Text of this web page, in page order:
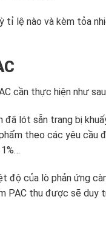
lệ nào và kèm tỏa
cần thực hiện như
lót sẵn trang bị
theo các yêu cầu
độ của lò phản ứng
PAC thu được sẽ duy